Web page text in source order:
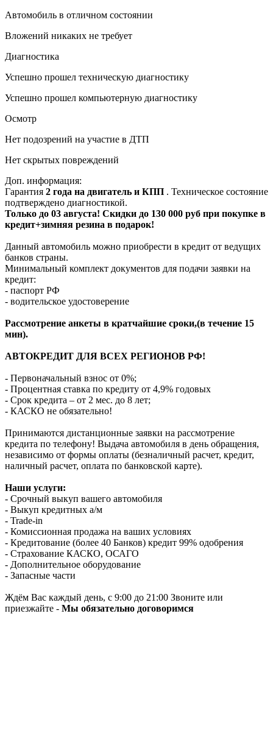
Автомобиль в отличном состоянии
Вложений никаких не требует
Диагностика
Успешно прошел техническую диагностику
Успешно прошел компьютерную диагностику
Осмотр
Нет подозрений на участие в ДТП
Нет скрытых повреждений
Доп. информация:
Гарантия 2 года на двигатель и КПП . Техническое состояние
подтверждено диагностикой.
Только до 03 августа! Скидки до 130 000 руб при покупке в
кредит+зимняя резина в подарок!
Данный автомобиль можно приобрести в кредит от ведущих
банков страны.
Минимальный комплект документов для подачи заявки на
кредит:
- паспорт РФ
- водительское удостоверение
Рассмотрение анкеты в кратчайшие сроки,(в течение 15
мин).
АВТОКРЕДИТ ДЛЯ ВСЕХ РЕГИОНОВ РФ!
- Первоначальный взнос от 0%;
- Процентная ставка по кредиту от 4,9% годовых
- Срок кредита – от 2 мес. до 8 лет;
- КАСКО не обязательно!
Принимаются дистанционные заявки на рассмотрение
кредита по телефону! Выдача автомобиля в день обращения,
независимо от формы оплаты (безналичный расчет, кредит,
наличный расчет, оплата по банковской карте).
Наши услуги:
- Срочный выкуп вашего автомобиля
- Выкуп кредитных а/м
- Trade-in
- Комиссионная продажа на ваших условиях
- Кредитование (более 40 Банков) кредит 99% одобрения
- Страхование КАСКО, ОСАГО
- Дополнительное оборудование
- Запасные части
Ждём Вас каждый день, с 9:00 до 21:00 Звоните или
приезжайте - Мы обязательно договоримся